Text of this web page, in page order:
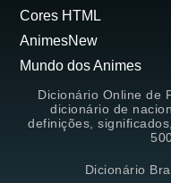
Cores HTML
AnimesNew
Mundo dos Animes
Dicionário Online de
dicionário de
definições,
Dicionário